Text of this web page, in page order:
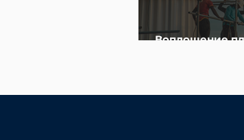
Воплощение